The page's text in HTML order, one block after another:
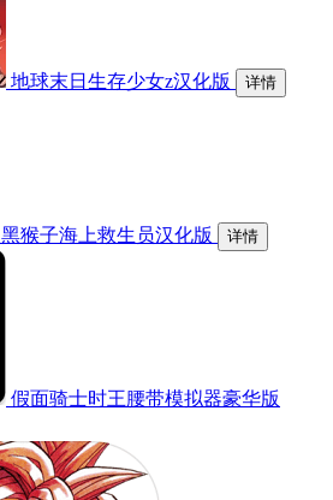
地球末日生存少女z汉化版 详情
黑猴子海上救生员汉化版 详情
假面骑士时王腰带模拟器豪华版